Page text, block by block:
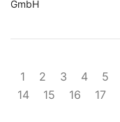
GmbH
1 2 3 4 5
14
15 16 17